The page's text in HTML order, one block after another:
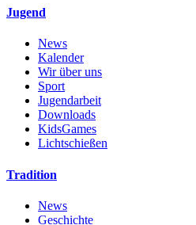
Jugend
News
Kalender
Wir über uns
Sport
Jugendarbeit
Downloads
KidsGames
Lichtschießen
Tradition
News
Geschichte